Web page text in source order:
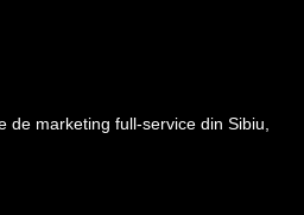
de marketing full-service din Sibiu,